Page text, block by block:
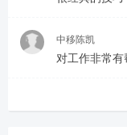
中移陈凯
对工作非常有